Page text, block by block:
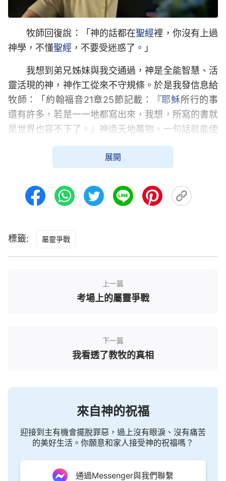
牧師回復說：「神的話都在聖經裡，你沒有上過
神學，不懂聖經 ，不要受迷惑了。」
我想到弟兄姊妹與我交通過，神是全能智慧、活
靈活現的神，神作工從來不守規條。於是我發信息給
牧師：「約翰福音21章25節記載：『耶穌所行的事
還有許多，若是一一地都寫出來，我想，所寫的書就
是世界也容不下了。』神造天地萬物，一句話就能使
天地光暗分開，神那麼有權柄，神的工作怎麼可能就
僅局限在聖經裡呢？再說，神起初創造天地萬物的時
經。新舊約全書只是神律法時代和恩典
時代作工的紀
實，神預言末世還要作一步『審判要從神的家起首』
經中呢？」
牧師說：「你真是執迷不悟，我勸你好好讀聖
是因為我讀了全能神的話，看到全能神發表的是真
理，能供應我們的生命，指給我們道路，我聽見是神
受了全能神的作工，你不要再做糊塗的人了，你應該
作工。牧師，希望你也能為弟兄姊妹負責，安靜在神
神教會的歌舞視頻
展開
標籤: 屬靈爭戰
上一篇
考場上的屬靈爭戰
下一篇
我看透了教牧的真相
來自神的祝福
迎接到主有機會擺脫罪惡，過上沒有眼淚、沒有痛苦
的美好生活。你願意和家人接受神的祝福嗎？
通過Messenger與我們聯繫